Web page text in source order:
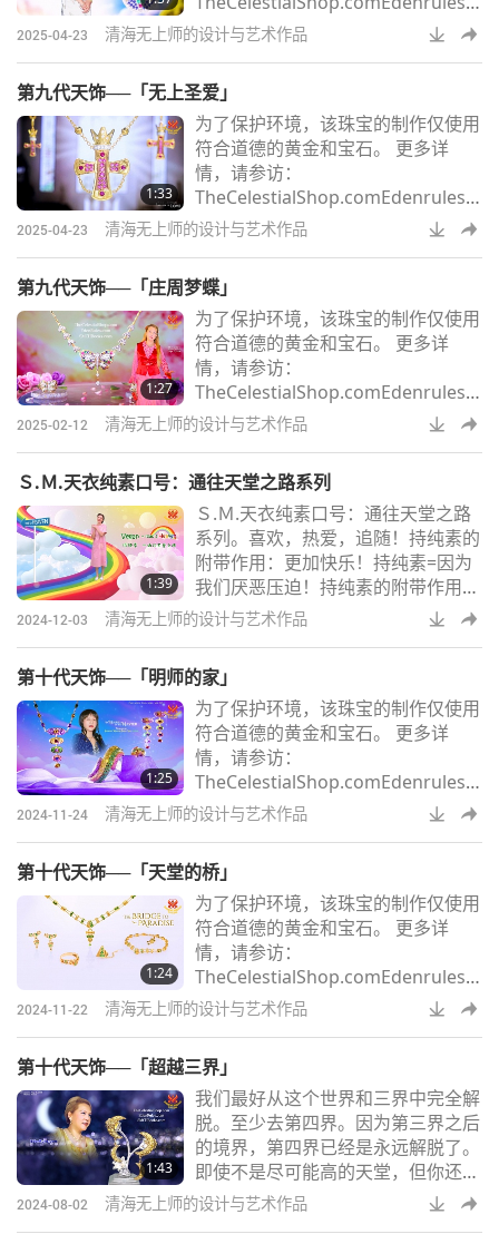
omSMCHBooks.com
2025-04-23 清海无上师的设计与艺术作品
第九代天饰──「无上圣爱」
1:33
为了保护环境，该珠宝的制作仅使用
符合道德的黄金和宝石。 更多详
情，请参访：
TheCelestialShop.comEdenrules.c
omSMCHBooks.com
2025-04-23 清海无上师的设计与艺术作品
第九代天饰──「庄周梦蝶」
1:27
为了保护环境，该珠宝的制作仅使用
符合道德的黄金和宝石。 更多详
情，请参访：
TheCelestialShop.comEdenrules.c
omSMCHBooks.com
2025-02-12 清海无上师的设计与艺术作品
Ｓ.Ｍ.天衣纯素口号：通往天堂之路系列
1:39
Ｓ.Ｍ.天衣纯素口号：通往天堂之路
系列。喜欢，热爱，追随！持纯素的
附带作用：更加快乐！持纯素=因为
我们厌恶压迫！持纯素的附带作用：
提升免疫力！持纯素：属于聪明的人
纯素领袖：真正的给予和平者！纯素
救世界）持纯素=解决气候最佳之道
持纯素，完全合理纯素者=诸天堂的
最爱持纯素=真正的仁慈！持纯素=高
贵的灵魂持纯素=把爱付诸行动纯素
者=万物的挚友！爱是唯一的解决之
道为世界和
2024-12-03 清海无上师的设计与艺术作品
第十代天饰──「明师的家」
1:25
为了保护环境，该珠宝的制作仅使用
符合道德的黄金和宝石。 更多详
情，请参访：
TheCelestialShop.comEdenrules.c
omSMCHBooks.com
2024-11-24 清海无上师的设计与艺术作品
第十代天饰──「天堂的桥」
1:24
为了保护环境，该珠宝的制作仅使用
符合道德的黄金和宝石。 更多详
情，请参访：
TheCelestialShop.comEdenrules.c
omSMCHBooks.com
2024-11-22 清海无上师的设计与艺术作品
第十代天饰──「超越三界」
1:43
我们最好从这个世界和三界中完全解
脱。至少去第四界。因为第三界之后
的境界，第四界已经是永远解脱了。
即使不是尽可能高的天堂，但你还是
解脱了。在三界内，那是一个轮回系
统。你永远都出不去。即使你是婆罗
2024-08-02 清海无上师的设计与艺术作品